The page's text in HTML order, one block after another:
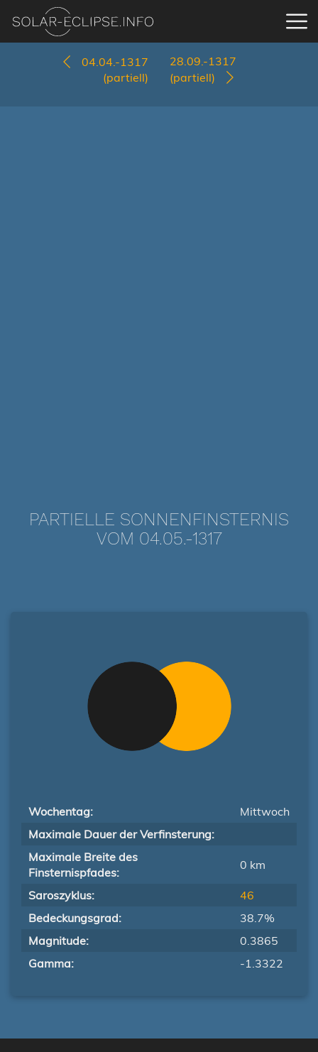
04.04.-1317
(partiell)
28.09.-1317
(partiell)
PARTIELLE SONNENFINSTERNIS
VOM 04.05.-1317
Wochentag:
Mittwoch
Maximale Dauer der Verfinsterung:
Maximale Breite des
Finsternispfades:
0 km
Saroszyklus:
46
Bedeckungsgrad:
38.7%
Magnitude:
0.3865
Gamma:
-1.3322